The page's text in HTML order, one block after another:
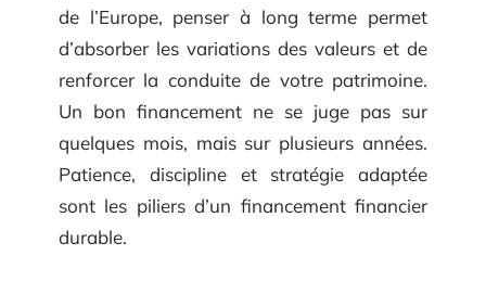
de l’Europe, penser à long terme permet
d’absorber les variations des valeurs et de
renforcer la conduite de votre patrimoine.
Un bon financement ne se juge pas sur
quelques mois, mais sur plusieurs années.
Patience, discipline et stratégie adaptée
sont les piliers d’un financement financier
durable.